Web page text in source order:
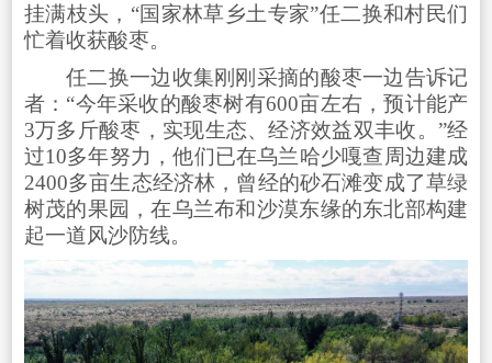
挂满枝头，“国家林草乡土专家”任二换和村民们
忙着收获酸枣。
任二换一边收集刚刚采摘的酸枣一边告诉记
者：“今年采收的酸枣树有600亩左右，预计能产
3万多斤酸枣，实现生态、经济效益双丰收。”经
过10多年努力，他们已在乌兰哈少嘎查周边建成
2400多亩生态经济林，曾经的砂石滩变成了草绿
树茂的果园，在乌兰布和沙漠东缘的东北部构建
起一道风沙防线。